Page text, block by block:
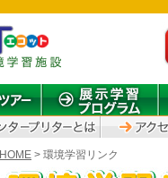
HOME > 環境学習リンク